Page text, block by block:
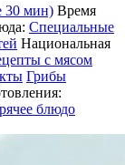
30 мин) Время
Специальные
Национальная
с мясом
Грибы
блюдо